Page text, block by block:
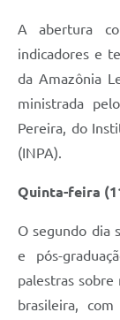
A abertura
indicadores e
da Amazônia
ministrada
Pereira, do
(INPA).
Quinta-feira
O segundo dia
e pós-
palestras sobre
brasileira,